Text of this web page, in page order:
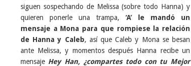
siguen sospechando de Melissa (sobre todo Hanna) y
quieren ponerle una trampa, ‘A’ le mandó un
mensaje a Mona para que rompiese la relación
de Hanna y Caleb, así que Caleb y Mona se besan
ante Melissa, y momentos después Hanna recibe un
mensaje Hey Han, ¿compartes todo con tu Mejor